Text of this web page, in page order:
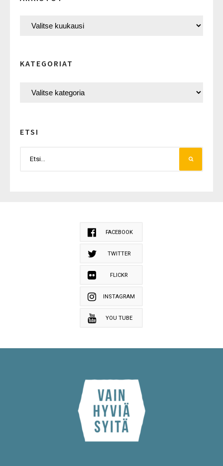
KATEGORIAT
ETSI
FACEBOOK
TWITTER
FLICKR
INSTAGRAM
YOU TUBE